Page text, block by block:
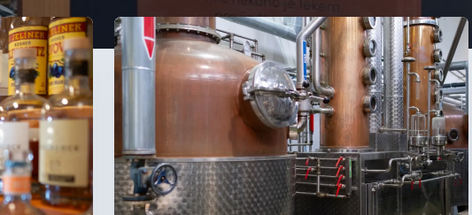
jsou zpravidla rozdrcené plody ovoce. Při DESTILACI
na koncentrovaný ALKOHOLICKÝ DESTILÁT. Zpravidla
několik dalších. Pálenky z ovoce mají většinou
PÁLENKY jsou specifické svým aroma a chutí ovoce, z
PÁLENKA k zákazníkovi nebo do našich provozů, musí si
dozrávají v dřevěných sudech, v kterých získávají
lze nabízet jako APERITIV, stejně tak je lze